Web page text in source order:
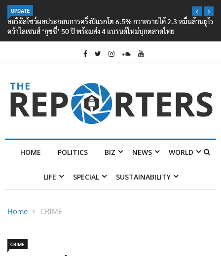
UPDATE
ลอรีอัลโชว์ผลประกอบการครึ่งปีแรกโต 6.5% กวาดรายได้ 2.3 หมื่นล้านยูโร
คว้าไลเซนส์ ‘กุชชี่’ 50 ปี พร้อมส่ง 4 แบรนด์ใหม่บุกตลาดไทย
HOME POLITICS BIZ NEWS WORLD
LIFE SPECIAL SUSTAINABILITY
Home CRIME
CRIME